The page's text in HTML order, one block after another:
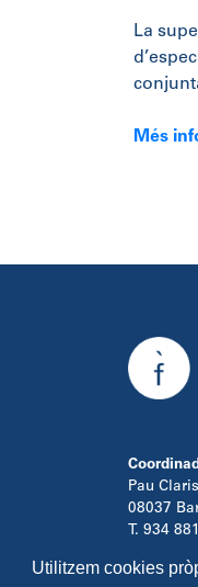
Utilitzem cookies
La
Més
Pau
08037
T. 934